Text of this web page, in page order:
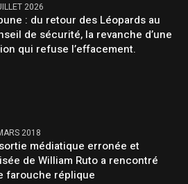
2026
: du retour des Léopards au
de sécurité, la revanche d’une
qui refuse l’effacement.
2018
médiatique erronée et
de William Ruto a rencontré
farouche réplique